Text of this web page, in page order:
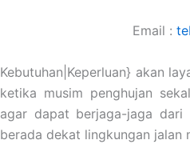
Email :
Kebutuhan|Keperluan} akan
ketika musim penghujan
agar dapat berjaga-jaga
berada dekat lingkungan jalan